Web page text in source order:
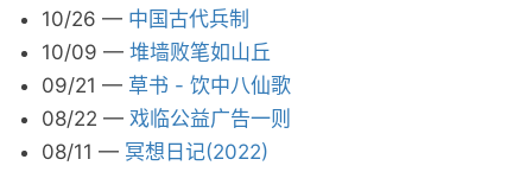
10/26 — 中国古代兵制
10/09 — 堆墙败笔如山丘
09/21 — 草书 - 饮中八仙歌
08/22 — 戏临公益广告一则
08/11 — 冥想日记(2022)